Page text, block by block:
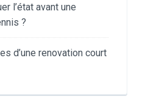
l’état avant une
?
d’une renovation court